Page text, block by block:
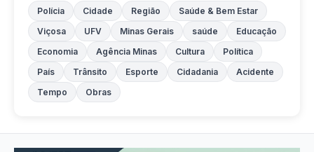
Polícia Cidade Região
Saúde & Bem Estar
Viçosa
UFV Minas Gerais saúde
Educação
Economia
Agência Minas Cultura
Política
País
Trânsito Esporte Cidadania
Acidente
Tempo
Obras